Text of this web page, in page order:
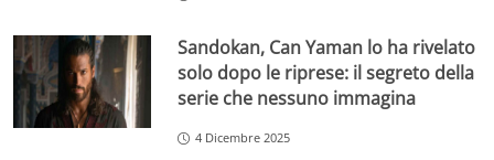
Sandokan, Can Yaman lo ha rivelato
solo dopo le riprese: il segreto della
serie che nessuno immagina
4 Dicembre 2025